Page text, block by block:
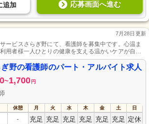
追加 応募画面へ進む
7月28日更新
ービスさらぎ野にて、看護師を募集中です。心温ま
用者様一人ひとりの健康を支える温かいケアが自慢
り入れ、家庭と仕事のバランスを重視。あなたのラ
方が可能です。専門性を追求しながら、プライベー
なたの豊かな経験と優しさを活かして、利用者様の
を心よりお待ちしています。
野の看護師のパート・アルバイト求人
~1,700 円
休憩 月 火 水 木 金 土 日
- 充足 充足 充足 充足 充足 充足 定休